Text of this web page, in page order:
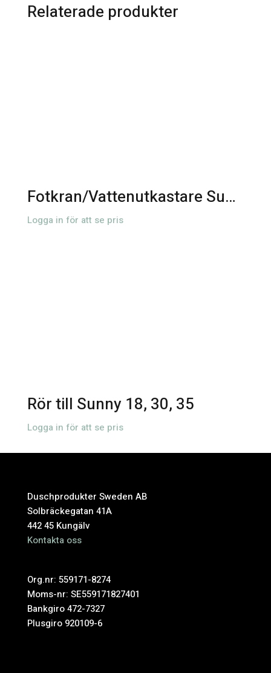
Relaterade produkter
Fotkran/Vattenutkastare Sunny Utedusch
Logga in för att se pris
Rör till Sunny 18, 30, 35
Logga in för att se pris
Duschprodukter Sweden AB
Solbräckegatan 41A
442 45 Kungälv
Kontakta oss
Org.nr: 559171-8274
Moms-nr: SE559171827401
Bankgiro 472-7327
Plusgiro 920109-6